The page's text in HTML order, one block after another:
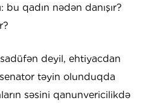
bu qadın nədən danışır?
deyil, ehtiyacdan
təyin olunduqda
səsini qanunvericilikdə